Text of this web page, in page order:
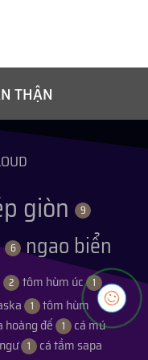
THẬN
giòn 9
6 ngao biển
2 tôm hùm úc 1
1
tôm hùm
hoàng đế 1
cá mú
1 cá tầm sapa